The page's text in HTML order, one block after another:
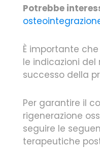
Potrebbe
È importante
le indicazioni
successo della
Per garantire il
rigenerazione
seguire le
terapeutiche